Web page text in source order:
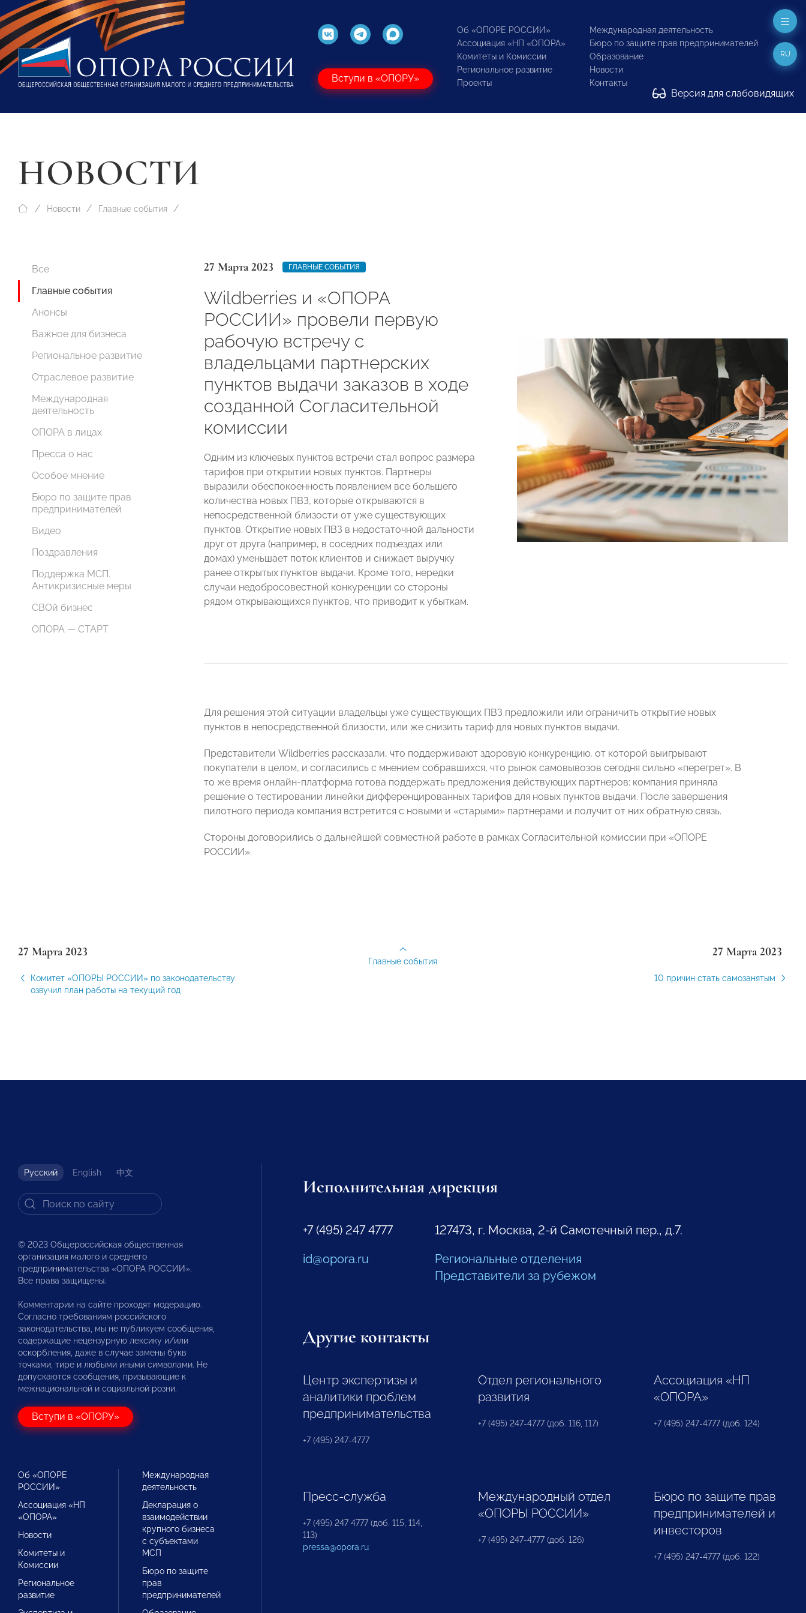
Вступи в «ОПОРУ»
Об «ОПОРЕ РОССИИ»
Ассоциация «НП «ОПОРА»
Комитеты и Комиссии
Региональное развитие
Проекты
Международная деятельность
Бюро по защите прав предпринимателей
Образование
Новости
Контакты
Версия для слабовидящих
RU
НОВОСТИ
Новости Главные события
Все
Главные события
Анонсы
Важное для бизнеса
Региональное развитие
Отраслевое развитие
Международная
деятельность
ОПОРА в лицах
Пресса о нас
Особое мнение
Бюро по защите прав
предпринимателей
Видео
Поздравления
Поддержка МСП.
Антикризисные меры
СВОй бизнес
ОПОРА — СТАРТ
27 Марта 2023 ГЛАВНЫЕ СОБЫТИЯ
Wildberries и «ОПОРА
РОССИИ» провели первую
рабочую встречу с
владельцами партнерских
пунктов выдачи заказов в ходе
созданной Согласительной
комиссии
Одним из ключевых пунктов встречи стал вопрос размера
тарифов при открытии новых пунктов. Партнеры
выразили обеспокоенность появлением все большего
количества новых ПВЗ, которые открываются в
непосредственной близости от уже существующих
пунктов. Открытие новых ПВЗ в недостаточной дальности
друг от друга (например, в соседних подъездах или
домах) уменьшает поток клиентов и снижает выручку
ранее открытых пунктов выдачи. Кроме того, нередки
случаи недобросовестной конкуренции со стороны
рядом открывающихся пунктов, что приводит к убыткам.
Для решения этой ситуации владельцы уже существующих ПВЗ предложили или ограничить открытие новых
пунктов в непосредственной близости, или же снизить тариф для новых пунктов выдачи.
Представители Wildberries рассказали, что поддерживают здоровую конкуренцию, от которой выигрывают
покупатели в целом, и согласились с мнением собравшихся, что рынок самовывозов сегодня сильно «перегрет». В
то же время онлайн-платформа готова поддержать предложения действующих партнеров: компания приняла
решение о тестировании линейки дифференцированных тарифов для новых пунктов выдачи. После завершения
пилотного периода компания встретится с новыми и «старыми» партнерами и получит от них обратную связь.
Стороны договорились о дальнейшей совместной работе в рамках Согласительной комиссии при «ОПОРЕ
РОССИИ».
27 Марта 2023
Комитет «ОПОРЫ РОССИИ» по законодательству
озвучил план работы на текущий год
27 Марта 2023
10 причин стать самозанятым
Главные события
Русский English 中文
© 2023 Общероссийская общественная
организация малого и среднего
предпринимательства «ОПОРА РОССИИ».
Все права защищены.
Комментарии на сайте проходят модерацию.
Согласно требованиям российского
законодательства, мы не публикуем сообщения,
содержащие нецензурную лексику и/или
оскорбления, даже в случае замены букв
точками, тире и любыми иными символами. Не
допускаются сообщения, призывающие к
межнациональной и социальной розни.
Вступи в «ОПОРУ»
Об «ОПОРЕ
РОССИИ»
Ассоциация «НП
«ОПОРА»
Новости
Комитеты и
Комиссии
Региональное
развитие
Международная
деятельность
Декларация о
взаимодействии
крупного бизнеса
с субъектами
МСП
Бюро по защите
прав
предпринимателей
Исполнительная дирекция
+7 (495) 247 4777
id@opora.ru
127473, г. Москва, 2-й Самотечный пер., д.7.
Региональные отделения
Представители за рубежом
Другие контакты
Центр экспертизы и
аналитики проблем
предпринимательства
+7 (495) 247-4777
Отдел регионального
развития
+7 (495) 247-4777 (доб. 116, 117)
Ассоциация «НП
«ОПОРА»
+7 (495) 247-4777 (доб. 124)
Пресс-служба
+7 (495) 247 4777 (доб. 115, 114,
113)
pressa@opora.ru
Международный отдел
«ОПОРЫ РОССИИ»
+7 (495) 247-4777 (доб. 126)
Бюро по защите прав
предпринимателей и
инвесторов
+7 (495) 247-4777 (доб. 122)